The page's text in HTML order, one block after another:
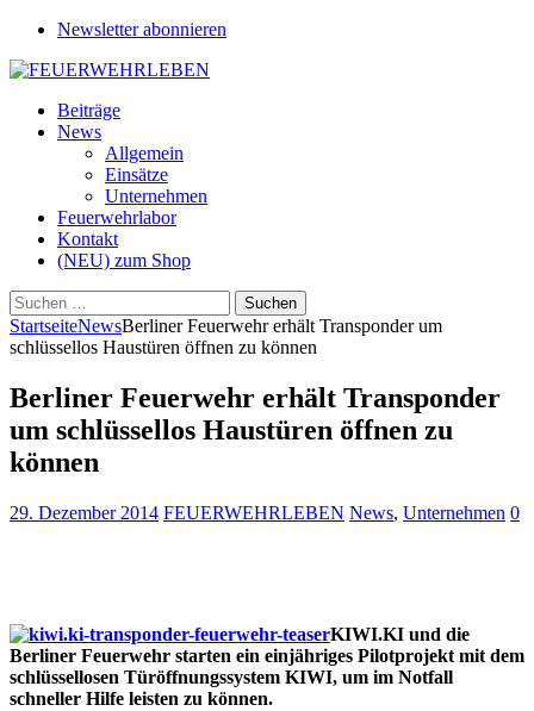
Newsletter abonnieren
Beiträge
News
Allgemein
Einsätze
Unternehmen
Feuerwehrlabor
Kontakt
(NEU) zum Shop
Suchen
nach:
StartseiteNewsBerliner Feuerwehr erhält Transponder um
schlüssellos Haustüren öffnen zu können
Berliner Feuerwehr erhält Transponder
um schlüssellos Haustüren öffnen zu
können
29. Dezember 2014 FEUERWEHRLEBEN News, Unternehmen 0
KIWI.KI und die
Berliner Feuerwehr starten ein einjähriges Pilotprojekt mit dem
schlüssellosen Türöffnungssystem KIWI, um im Notfall
schneller Hilfe leisten zu können.